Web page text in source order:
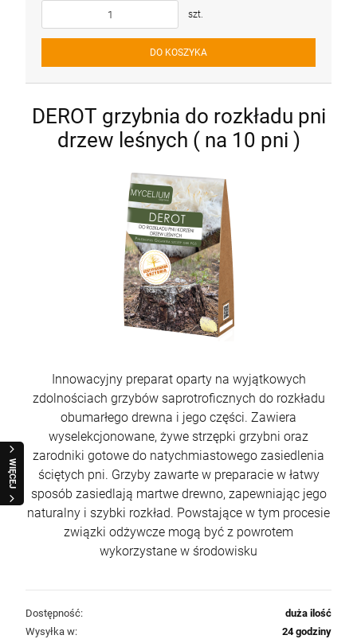
WIĘCEJ
szt.
DO KOSZYKA
DEROT grzybnia do rozkładu pni
drzew leśnych ( na 10 pni )
Innowacyjny preparat oparty na wyjątkowych
zdolnościach grzybów saprotroficznych do rozkładu
obumarłego drewna i jego części. Zawiera
wyselekcjonowane, żywe strzępki grzybni oraz
zarodniki gotowe do natychmiastowego zasiedlenia
ściętych pni. Grzyby zawarte w preparacie w łatwy
sposób zasiedlają martwe drewno, zapewniając jego
naturalny i szybki rozkład. Powstające w tym procesie
związki odżywcze mogą być z powrotem
wykorzystane w środowisku
Dostępność:
duża ilość
Wysyłka w:
24 godziny